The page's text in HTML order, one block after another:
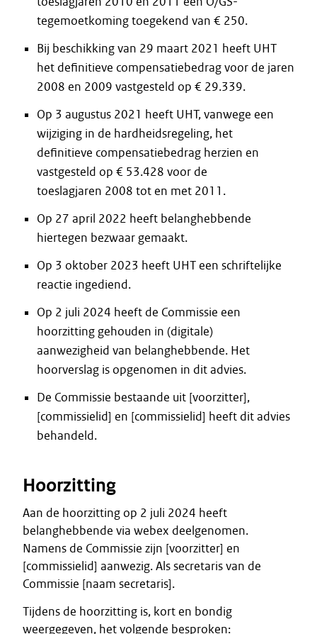
tegemoetkoming toegekend van € 250.
Bij beschikking van 29 maart 2021 heeft UHT
het definitieve compensatiebedrag voor de jaren
2008 en 2009 vastgesteld op € 29.339.
Op 3 augustus 2021 heeft UHT, vanwege een
wijziging in de hardheidsregeling, het
definitieve compensatiebedrag herzien en
vastgesteld op € 53.428 voor de
toeslagjaren 2008 tot en met 2011.
Op 27 april 2022 heeft belanghebbende
hiertegen bezwaar gemaakt.
Op 3 oktober 2023 heeft UHT een schriftelijke
reactie ingediend.
Op 2 juli 2024 heeft de Commissie een
hoorzitting gehouden in (digitale)
aanwezigheid van belanghebbende. Het
hoorverslag is opgenomen in dit advies.
De Commissie bestaande uit [voorzitter],
[commissielid] en [commissielid] heeft dit advies
behandeld.
Hoorzitting
Aan de hoorzitting op 2 juli 2024 heeft
belanghebbende via webex deelgenomen.
Namens de Commissie zijn [voorzitter] en
[commissielid] aanwezig. Als secretaris van de
Commissie [naam secretaris].
Tijdens de hoorzitting is, kort en bondig
weergegeven, het volgende besproken: